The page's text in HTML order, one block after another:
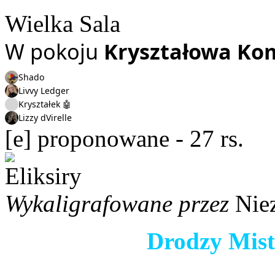
Wielka Sala
W pokoju Kryształowa
Shado
Livvy Ledger
Kryształek 🤖
Lizzy dVirelle
[e] proponowane - 27 rs.
Wykaligrafowane przez
Drodzy